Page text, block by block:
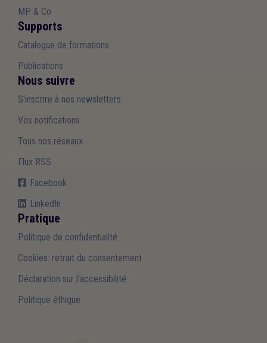
MP & Co
Supports
Catalogue de formations
Publications
Nous suivre
S'inscrire à nos newsletters
Vos notifications
Tous nos réseaux
Flux RSS
Facebook
LinkedIn
Pratique
Politique de confidentialité
Cookies: retrait du consentement
Déclaration sur l'accessibilité
Politique éthique